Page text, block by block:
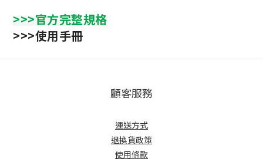
>>>官方完整規格
>>>使用手冊
顧客服務
運送方式
退換貨政策
使用條款